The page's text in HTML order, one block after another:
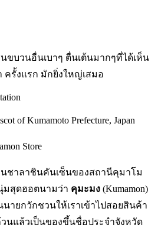
ขบวนอื่นเบาๆ ตื่นเต้นมากๆที่ได้เห็น
ครั้งแรก มักยิ่งใหญ่เสมอ
of Kumamoto Prefecture, Japan
ชาลาชินคันเซ็นของสถานีคุมาโม
มสุดฮอตนามว่า คุมะมง (Kumamon)
ายกวักชวนให้เราเข้าไปสอยสินค้า
วนแล้วเป็นของขึ้นชื่อประจำจังหวัด